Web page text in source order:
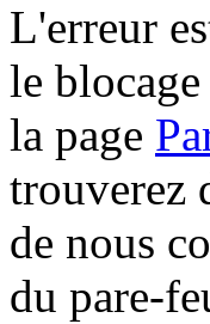
L'erreur
le
la page
trouverez
de nous
du pare-